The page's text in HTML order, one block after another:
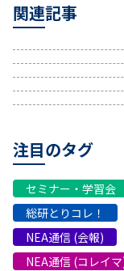
関連記事
注目のタグ
セミナー・学習会
総研とりコレ！
NEA通信 (会報)
NEA通信 (コレイ